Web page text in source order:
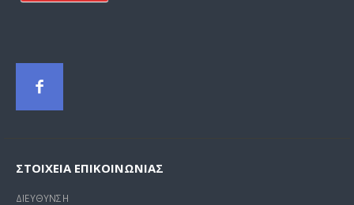
ΣΤΟΙΧΕΊΑ ΕΠΙΚΟΙΝΩΝΊΑΣ
ΔΙΕΥΘΥΝΣΗ